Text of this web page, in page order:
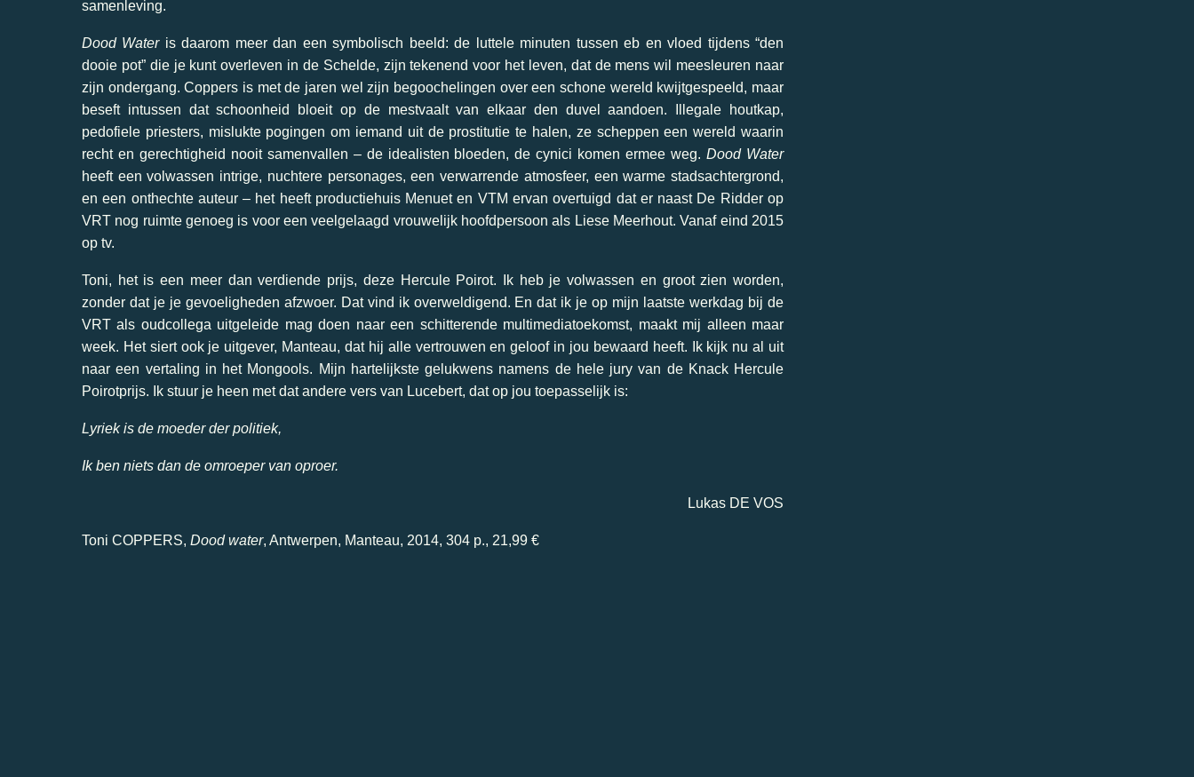
samenleving.
Dood Wateris daarom meer dan een symbolisch beeld: de luttele minuten tussen eb en vloed tijdens “den
dooie pot” die je kunt overleven in de Schelde, zijn tekenend voor het leven, dat de mens wil meesleuren naar
zijn ondergang. Coppers is met de jaren wel zijn begoochelingen over een schone wereld kwijtgespeeld, maar
beseft intussen dat schoonheid bloeit op de mestvaalt van elkaar den duvel aandoen. Illegale houtkap,
pedofiele priesters, mislukte pogingen om iemand uit de prostitutie te halen, ze scheppen een wereld waarin
recht en gerechtigheid nooit samenvallen – de idealisten bloeden, de cynici komen ermee weg.Dood Water
heeft een volwassen intrige, nuchtere personages, een verwarrende atmosfeer, een warme stadsachtergrond,
en een onthechte auteur – het heeft productiehuis Menuet en VTM ervan overtuigd dat er naast De Ridder op
VRT nog ruimte genoeg is voor een veelgelaagd vrouwelijk hoofdpersoon als Liese Meerhout. Vanaf eind 2015
op tv.
Toni, het is een meer dan verdiende prijs, deze Hercule Poirot. Ik heb je volwassen en groot zien worden,
zonder dat je je gevoeligheden afzwoer. Dat vind ik overweldigend. En dat ik je op mijn laatste werkdag bij de
VRT als oudcollega uitgeleide mag doen naar een schitterende multimediatoekomst, maakt mij alleen maar
week. Het siert ook je uitgever, Manteau, dat hij alle vertrouwen en geloof in jou bewaard heeft. Ik kijk nu al uit
naar een vertaling in het Mongools. Mijn hartelijkste gelukwens namens de hele jury van de Knack Hercule
Poirotprijs. Ik stuur je heen met dat andere vers van Lucebert, dat op jou toepasselijk is:
Lyriek is de moeder der politiek,
Ik ben niets dan de omroeper van oproer.
Lukas DE VOS
Toni COPPERS, Dood water, Antwerpen, Manteau, 2014, 304 p., 21,99 €